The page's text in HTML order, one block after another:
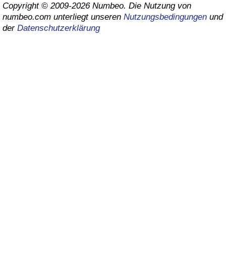
Copyright © 2009-2026 Numbeo. Die Nutzung von
numbeo.com unterliegt unseren Nutzungsbedingungen und
der Datenschutzerklärung
Kriminalitäts-Index